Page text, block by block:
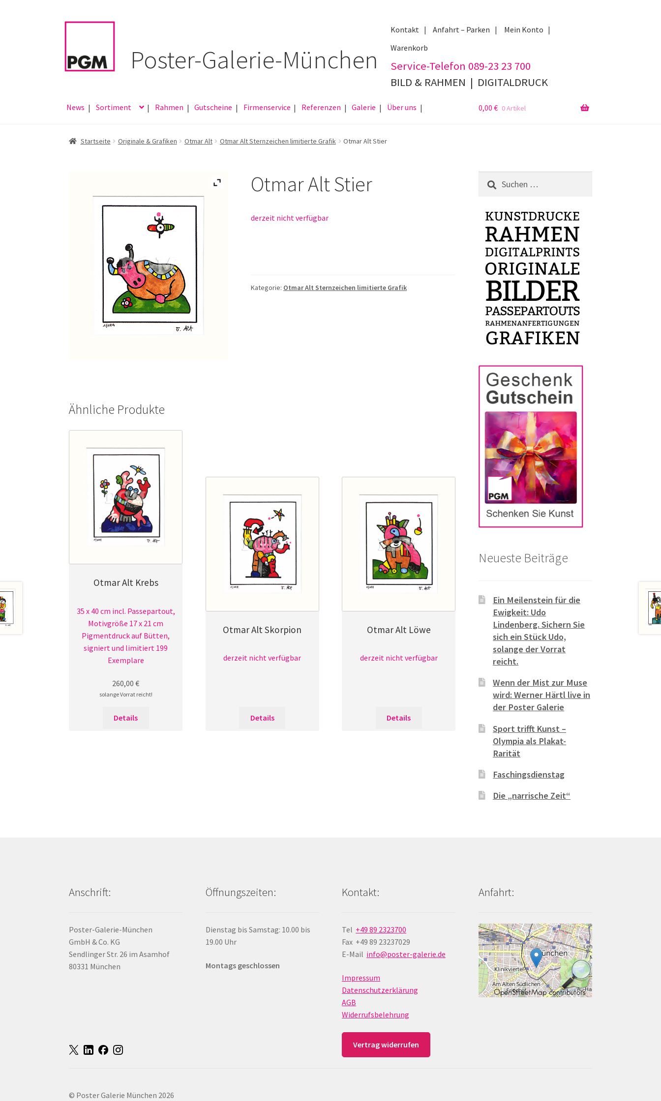
Zur
Zum
Kontakt Anfahrt – Parken
Mein Konto
Warenkorb
Service-Telefon 089-23 23 700
BILD & RAHMEN | DIGITALDRUCK
News Sortiment Rahmen Gutscheine Firmenservice Referenzen Galerie Über uns 0,00 € 0 Artikel
Startseite Originale & Grafiken Otmar Alt Otmar Alt Sternzeichen limitierte Grafik Otmar Alt Stier
Otmar Alt Stier
derzeit nicht verfügbar
Kategorie: Otmar Alt Sternzeichen limitierte Grafik
Ähnliche Produkte
Otmar Alt Krebs
35 x 40 cm incl. Passepartout,
Motivgröße 17 x 21 cm
Pigmentdruck auf Bütten,
signiert und limitiert 199
Exemplare
260,00€
solange Vorrat reicht!
Details
Otmar Alt Skorpion
derzeit nicht verfügbar
Details
Otmar Alt Löwe
derzeit nicht verfügbar
Details
Suchen
nach:
Neueste Beiträge
Ein Meilenstein für die
Ewigkeit: Udo
Lindenberg. Sichern Sie
sich ein Stück Udo,
solange der Vorrat
reicht.
Wenn der Mist zur Muse
wird: Werner Härtl live in
der Poster Galerie
Sport trifft Kunst –
Olympia als Plakat-
Rarität
Faschingsdienstag
Die „narrische Zeit“
Anschrift:
Poster-Galerie-München
GmbH & Co. KG
Sendlinger Str. 26 im Asamhof
80331 München
Öffnungszeiten:
Dienstag bis Samstag: 10.00 bis
19.00 Uhr
Montags geschlossen
Kontakt:
Tel +49 89 2323700
Fax +49 89 23237029
E-Mail info@poster-galerie.de
Impressum
Datenschutzerklärung
AGB
Widerrufsbelehrung
Vertrag widerrufen
Anfahrt:
© Poster Galerie München 2026